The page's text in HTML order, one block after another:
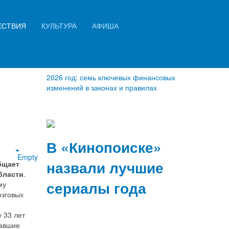
КУЛЬТУРА АФИША
Empty
.
33 лет
2026 год: семь ключевых финансовых
изменений в законах и правилах
В «Кинопоиске»
назвали лучшие
сериалы года